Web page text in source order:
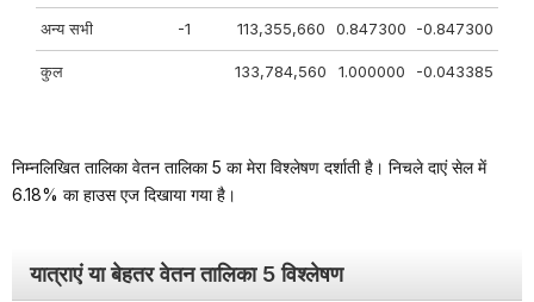
अन्य सभी -1 113,355,660 0.847300 -0.847300
कुल 133,784,560 1.000000 -0.043385
निम्नलिखित तालिका वेतन तालिका 5 का मेरा विश्लेषण दर्शाती है। निचले दाएं सेल में
6.18% का हाउस एज दिखाया गया है।
यात्राएं या बेहतर वेतन तालिका 5 विश्लेषण